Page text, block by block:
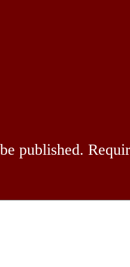
published.